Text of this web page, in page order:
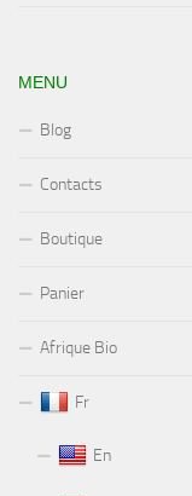
MENU
Blog
Contacts
Boutique
Panier
Afrique Bio
Fr
En